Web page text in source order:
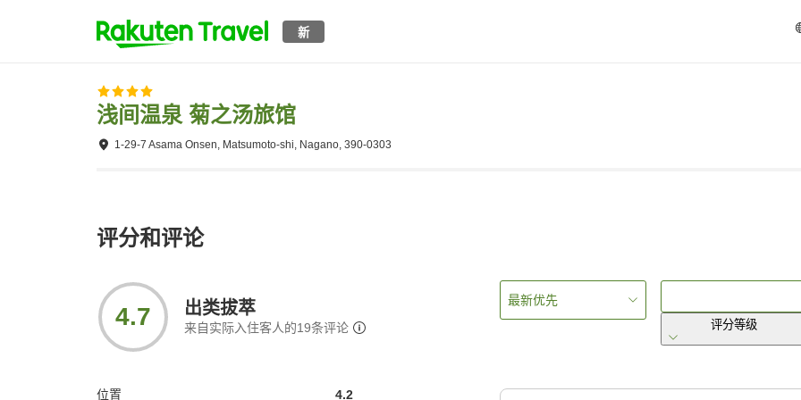
新
浅间温泉 菊之汤旅馆
1-29-7 Asama Onsen, Matsumoto-shi, Nagano, 390-0303
评分和评论
4.7 出类拔萃
来自实际入住客人的19条评论
位置 4.2
最新优先
评分等级